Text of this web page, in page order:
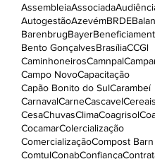
AssembleiaAssociada
AutogestãoAzevémBRDE
BarenbrugBayer
Bento GonçalvesBrasíliaCCGl
CaminhoneirosCamnpal
Campo NovoCapacitação
Capão Bonito do SulCarambeí
CarnavalCarneCascavelCereais
CesaChuvasClimaCoagrisol
CocamarColercialização
ComercializaçãoCompost Barn
ComtulConabConfiança